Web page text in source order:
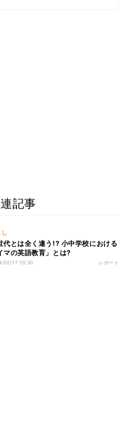
記事
代とは全く違う!? 小中学校における
マの英語教育」とは?
02/17 10:30 レポート